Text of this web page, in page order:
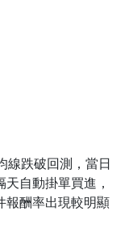
線跌破回測，當日
自動掛單買進，
報酬率出現較明顯